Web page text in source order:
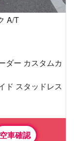
A/T
ダー カスタムカ
ド スタッドレス
空車確認